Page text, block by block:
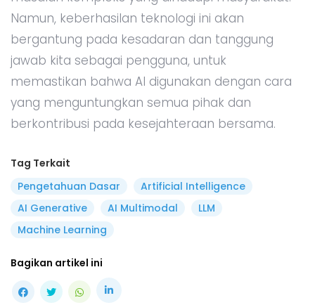
Namun, keberhasilan teknologi ini akan
bergantung pada kesadaran dan tanggung
jawab kita sebagai pengguna, untuk
memastikan bahwa AI digunakan dengan cara
yang menguntungkan semua pihak dan
berkontribusi pada kesejahteraan bersama.
Tag Terkait
Pengetahuan Dasar
Artificial Intelligence
AI Generative
AI Multimodal
LLM
Machine Learning
Bagikan artikel ini